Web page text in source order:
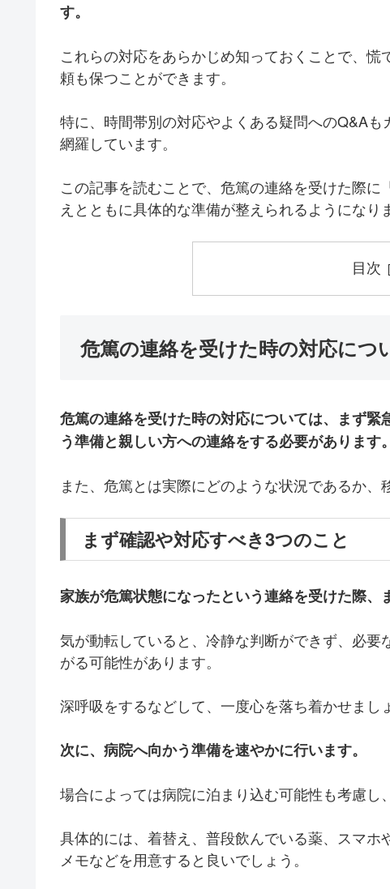
す。
これらの対応をあらかじめ知っておくことで、
頼も保つことができます。
特に、時間帯別の対応やよくある疑問へのQ&A
網羅しています。
この記事を読むことで、危篤の連絡を受けた際
えとともに具体的な準備が整えられるようになり
目次
危篤の連絡を受けた時の対応につ
危篤の連絡を受けた時の対応については、まず
う準備と親しい方への連絡をする必要があります。
また、危篤とは実際にどのような状況であるか、
まず確認や対応すべき3つのこと
家族が危篤状態になったという連絡を受けた際、
気が動転していると、冷静な判断ができず、必
がる可能性があります。
深呼吸をするなどして、一度心を落ち着かせまし
次に、病院へ向かう準備を速やかに行います。
場合によっては病院に泊まり込む可能性も考慮し
具体的には、着替え、普段飲んでいる薬、スマ
メモなどを用意すると良いでしょう。